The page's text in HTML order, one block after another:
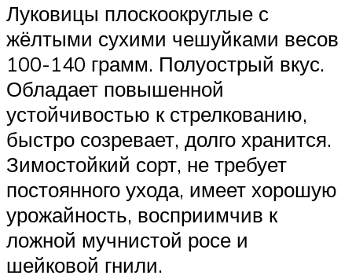
Луковицы плоскоокруглые с
жёлтыми сухими чешуйками весов
100-140 грамм. Полуострый вкус.
Обладает повышенной
устойчивостью к стрелкованию,
быстро созревает, долго хранится.
Зимостойкий сорт, не требует
постоянного ухода, имеет хорошую
урожайность, восприимчив к
ложной мучнистой росе и
шейковой гнили.